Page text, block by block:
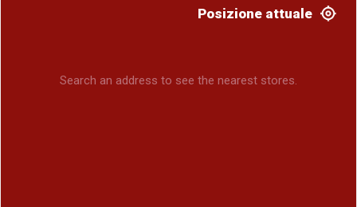
Posizione attuale
Search an address to see the nearest stores.